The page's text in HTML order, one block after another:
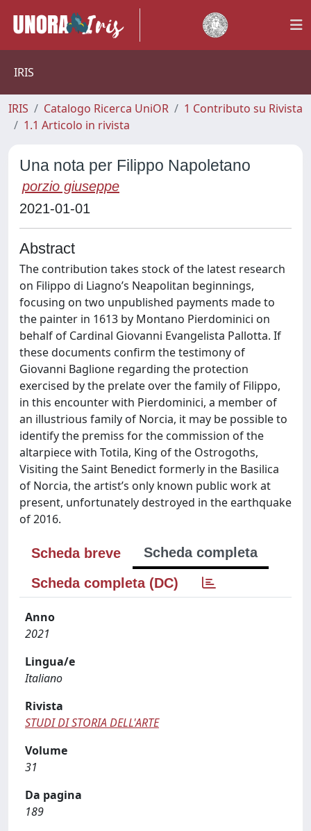
IRIS
IRIS Catalogo Ricerca UniOR
1 Contributo su Rivista
1.1 Articolo in rivista
Una nota per Filippo Napoletano
porzio giuseppe
2021-01-01
Abstract
The contribution takes stock of the latest research
on Filippo di Liagno’s Neapolitan beginnings,
focusing on two unpublished payments made to
the painter in 1613 by Montano Pierdominici on
behalf of Cardinal Giovanni Evangelista Pallotta. If
these documents confirm the testimony of
Giovanni Baglione regarding the protection
exercised by the prelate over the family of Filippo,
in this encounter with Pierdominici, a member of
an illustrious family of Norcia, it may be possible to
identify the premiss for the commission of the
altarpiece with Totila, King of the Ostrogoths,
Visiting the Saint Benedict formerly in the Basilica
of Norcia, the artist’s only known public work at
present, unfortunately destroyed in the earthquake
of 2016.
Scheda breve
Scheda completa
Scheda completa (DC)
Anno
2021
Lingua/e
Italiano
Rivista
STUDI DI STORIA DELL'ARTE
Volume
31
Da pagina
189